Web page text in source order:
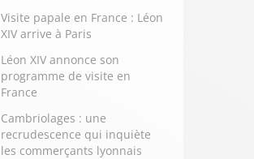
Visite papale en France : Léon
XIV arrive à Paris
Léon XIV annonce son
programme de visite en
France
Cambriolages : une
recrudescence qui inquiète
les commerçants lyonnais